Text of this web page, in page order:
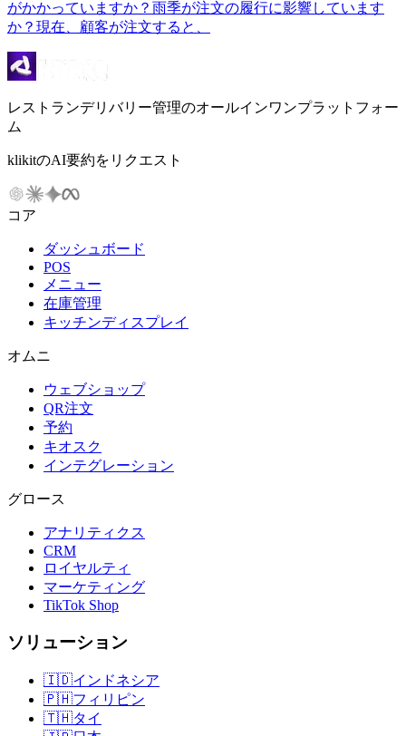
がかかっていますか？雨季が注文の履行に影響しています
か？現在、顧客が注文すると、
レストランデリバリー管理のオールインワンプラットフォー
ム
klikitのAI要約をリクエスト
コア
ダッシュボード
POS
メニュー
在庫管理
キッチンディスプレイ
オムニ
ウェブショップ
QR注文
予約
キオスク
インテグレーション
グロース
アナリティクス
CRM
ロイヤルティ
マーケティング
TikTok Shop
ソリューション
🇮🇩インドネシア
🇵🇭フィリピン
🇹🇭タイ